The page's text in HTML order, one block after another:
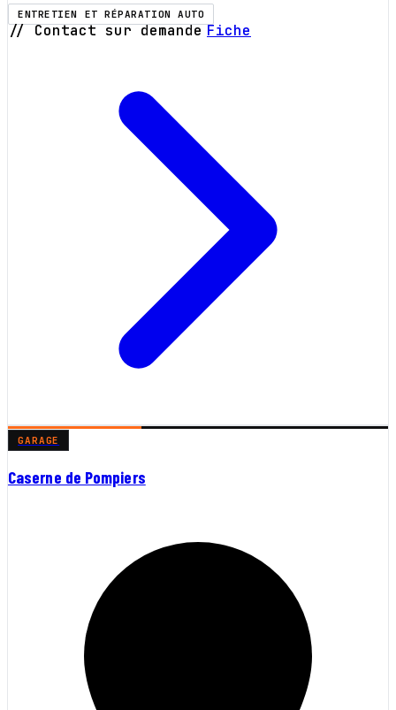
ENTRETIEN ET RÉPARATION AUTO
// Contact sur demande Fiche
GARAGE
Caserne de Pompiers